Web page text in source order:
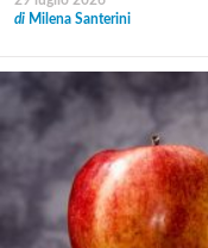
di Milena Santerini